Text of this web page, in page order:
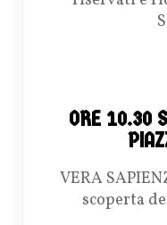
ORE 10.30
VERA
scoperta